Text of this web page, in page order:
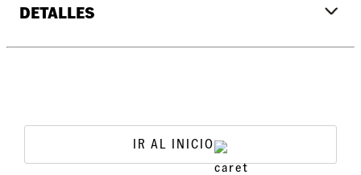
DETALLES
IR AL INICIO